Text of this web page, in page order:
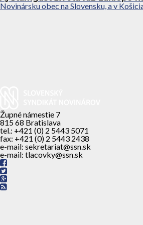
Novinársku obec na Slovensku, a v
Župné námestie 7
815 68 Bratislava
tel.: +421 (0) 2 5443 5071
fax: +421 (0) 2 5443 2438
e-mail: sekretariat@ssn.sk
e-mail: tlacovky@ssn.sk